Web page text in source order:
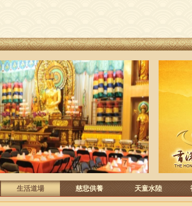
生活道場 慈悲供養 天童水陸